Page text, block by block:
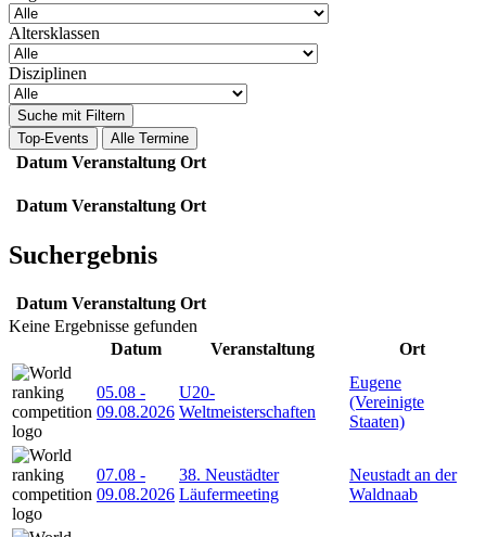
Altersklassen
Disziplinen
Suche mit Filtern
Top-Events
Alle Termine
Datum Veranstaltung Ort
Datum Veranstaltung Ort
Suchergebnis
Datum Veranstaltung Ort
Keine Ergebnisse gefunden
Datum
Veranstaltung Ort
05.08 -
09.08.2026
U20-
Weltmeisterschaften
Eugene
(Vereinigte
Staaten)
07.08 -
09.08.2026
38. Neustädter
Läufermeeting
Neustadt an der
Waldnaab